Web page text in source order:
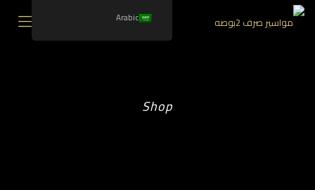
Shop
Arabic